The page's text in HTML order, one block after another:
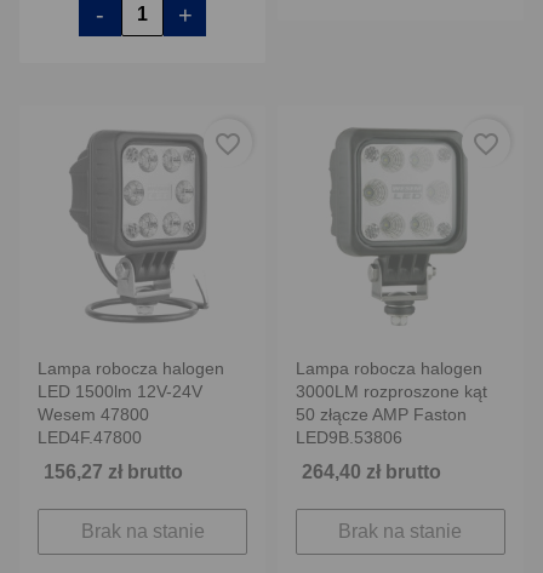
- +
Lampa robocza halogen
LED 1500lm 12V-24V
Wesem 47800
LED4F.47800
156,27 zł brutto
Brak na stanie
favorite_border
Lampa robocza halogen
3000LM rozproszone kąt
50 złącze AMP Faston
LED9B.53806
264,40 zł brutto
Brak na stanie
favorite_border